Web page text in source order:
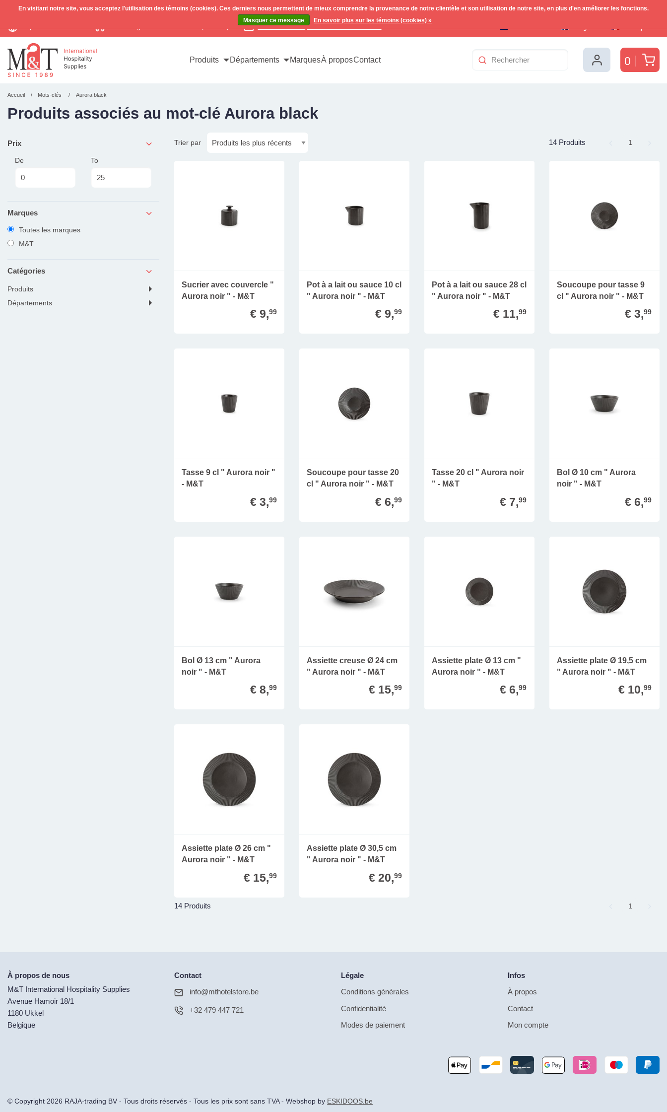
Contactez-nous pour toutes vos demandes
0
Produits Départements MarquesÀ proposContact
Accueil Mots-clés Aurora black
Produits associés au mot-clé Aurora black
Prix
De To
Marques
Toutes les marques
M&T
Catégories
produits
départements
14 Produits
Trier par Page
1
Sucrier avec couvercle "
Aurora noir " - M&T
€ 9,99
Pot à a lait ou sauce 10 cl
" Aurora noir " - M&T
€ 9,99
Pot à a lait ou sauce 28 cl
" Aurora noir " - M&T
€ 11,99
Soucoupe pour tasse 9
cl " Aurora noir " - M&T
€ 3,99
Tasse 9 cl " Aurora noir "
- M&T
€ 3,99
Soucoupe pour tasse 20
cl " Aurora noir " - M&T
€ 6,99
Tasse 20 cl " Aurora noir
" - M&T
€ 7,99
Bol Ø 10 cm " Aurora
noir " - M&T
€ 6,99
Bol Ø 13 cm " Aurora
noir " - M&T
€ 8,99
Assiette creuse Ø 24 cm
" Aurora noir " - M&T
€ 15,99
Assiette plate Ø 13 cm "
Aurora noir " - M&T
€ 6,99
Assiette plate Ø 19,5 cm
" Aurora noir " - M&T
€ 10,99
Assiette plate Ø 26 cm "
Aurora noir " - M&T
€ 15,99
Assiette plate Ø 30,5 cm
" Aurora noir " - M&T
€ 20,99
14 Produits Page
1
À propos de nous
M&T International Hospitality Supplies
Avenue Hamoir 18/1
1180 Ukkel
Belgique
Contact
info@mthotelstore.be
+32 479 447 721
Légale
Conditions générales
Confidentialité
Modes de paiement
Infos
À propos
Contact
Mon compte
© Copyright 2026 RAJA-trading BV - Tous droits réservés - Tous les prix sont sans TVA - Webshop by ESKIDOOS.be
En visitant notre site, vous acceptez l'utilisation des témoins (cookies). Ces derniers nous permettent de mieux comprendre la provenance de notre clientèle et son utilisation de notre site, en plus d'en améliorer les fonctions.
Masquer ce message
En savoir plus sur les témoins (cookies) »